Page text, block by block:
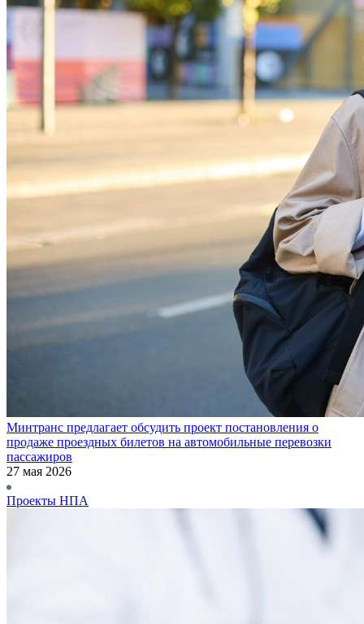
Минтранс предлагает обсудить проект постановления о
продаже проездных билетов на автомобильные перевозки
пассажиров
27 мая 2026
Проекты НПА